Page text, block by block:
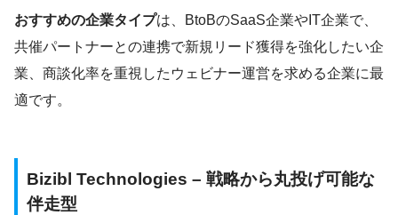
おすすめの企業タイプは、BtoBのSaaS企業やIT企業で、
共催パートナーとの連携で新規リード獲得を強化したい企
業、商談化率を重視したウェビナー運営を求める企業に最
適です。
Bizibl Technologies – 戦略から丸投げ可能な
伴走型